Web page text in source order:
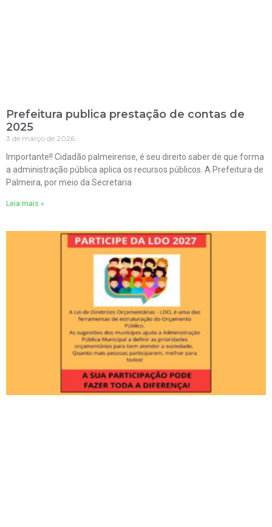
Prefeitura publica prestação de contas de
2025
3 de março de 2026
Importante!! Cidadão palmeirense, é seu direito saber de que forma
a administração pública aplica os recursos públicos. A Prefeitura de
Palmeira, por meio da Secretaria
Leia mais »